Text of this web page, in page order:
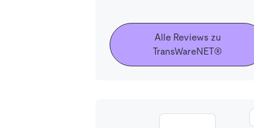
Alle Reviews zu
TransWareNET®